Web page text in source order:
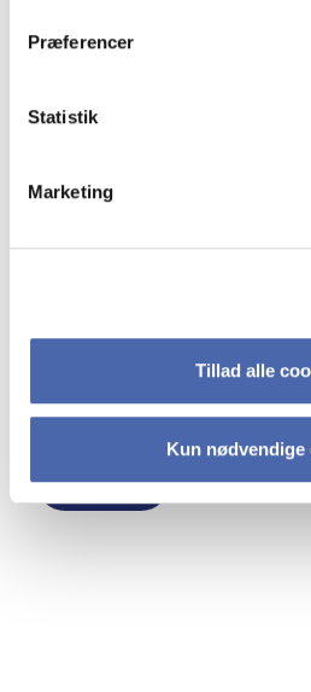
Præferencer
Statistik
Marketing
Tillad alle
Kun nødvendige
at CBS Efteruddannelse
markedsføring af vores
vores privatlivspolitik.
*
TILMELD